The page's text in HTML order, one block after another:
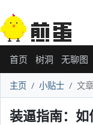
首页 树洞 无聊图
主页 小贴士 文
装逼指南：如